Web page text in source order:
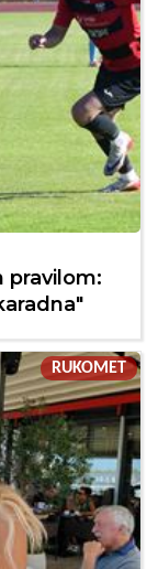
pravilom:
RUKOMET